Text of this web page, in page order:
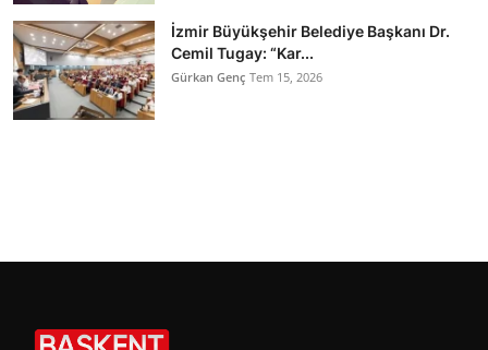
İzmir Büyükşehir Belediye Başkanı Dr.
Cemil Tugay: “Kar...
Gürkan Genç Tem 15, 2026